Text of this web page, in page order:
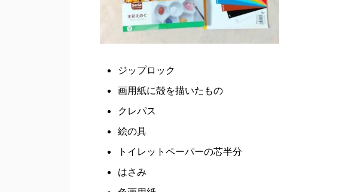
ジップロック
画用紙に殻を描いたもの
クレパス
絵の具
トイレットペーパーの芯半分
はさみ